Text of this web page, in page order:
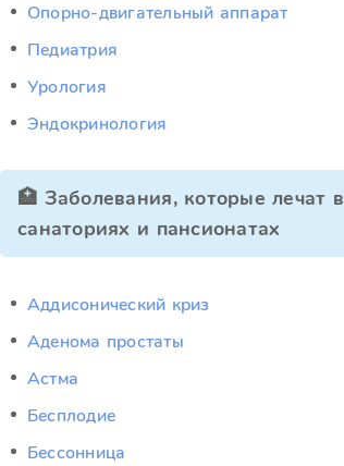
Опорно-двигательный аппарат
Педиатрия
Урология
Эндокринология
🏥 Заболевания, которые лечат в
санаториях и пансионатах
Аддисонический криз
Аденома простаты
Астма
Бесплодие
Бессонница